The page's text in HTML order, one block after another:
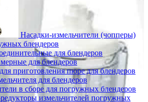
Насадки-измельчители (чопперы)
блендеров
для блендеров
для блендеров
приготовления пюре для блендеров
для блендеров
в сборе для погружных блендеров
измельчителей погружных